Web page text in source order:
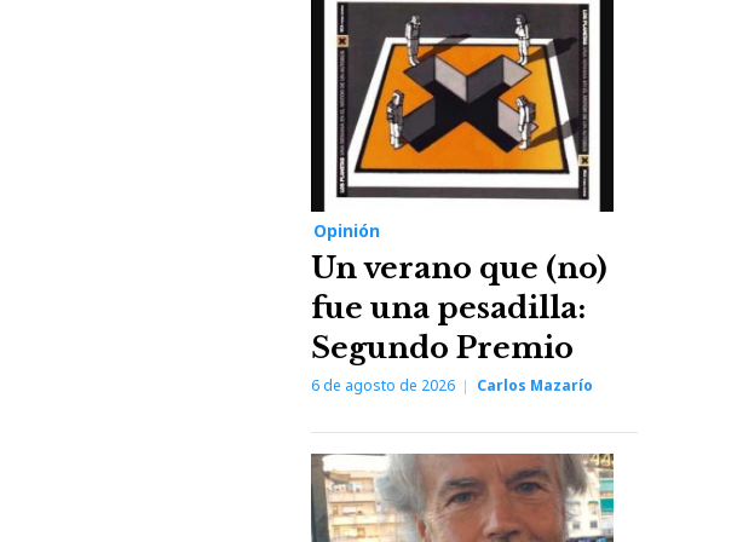
Opinión
Un verano que (no)
fue una pesadilla:
Segundo Premio
6 de agosto de 2026 Carlos Mazarío